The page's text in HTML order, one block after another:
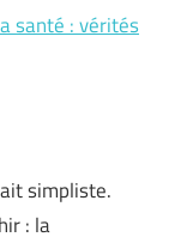
santé : vérités
simpliste.
: la